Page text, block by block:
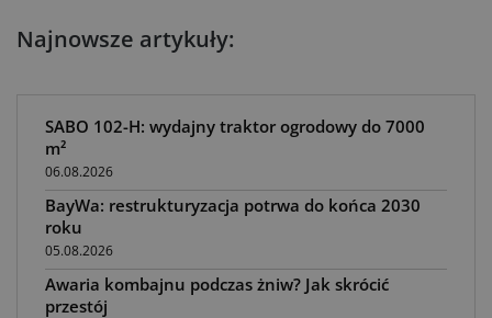
Najnowsze artykuły:
SABO 102-H: wydajny traktor ogrodowy do 7000
m²
06.08.2026
BayWa: restrukturyzacja potrwa do końca 2030
roku
05.08.2026
Awaria kombajnu podczas żniw? Jak skrócić
przestój